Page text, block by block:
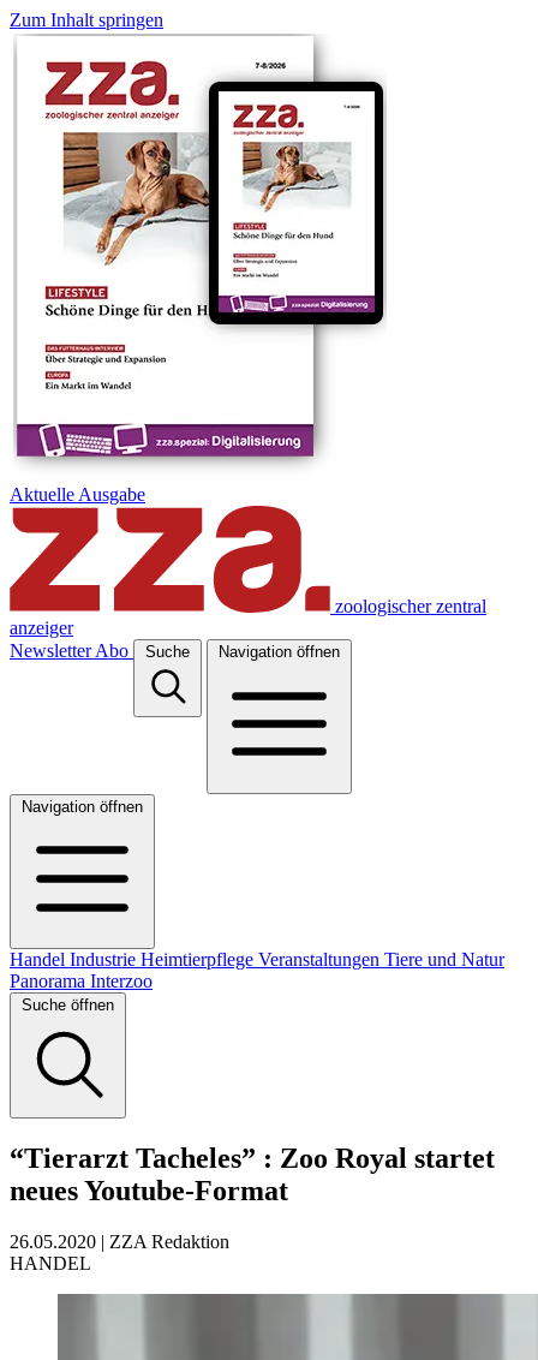
Zum Inhalt springen
Aktuelle Ausgabe
zoologischer zentral
anzeiger
Newsletter Abo Suche Navigation öffnen
Navigation öffnen
Handel Industrie Heimtierpflege Veranstaltungen Tiere und Natur
Panorama Interzoo
Suche öffnen
“Tierarzt Tacheles” : Zoo Royal startet
neues Youtube-Format
26.05.2020 | ZZA Redaktion
HANDEL